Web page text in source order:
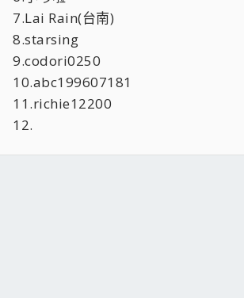
7.Lai Rain(台南)
8.starsing
9.codori0250
10.abc199607181
11.richie12200
12.